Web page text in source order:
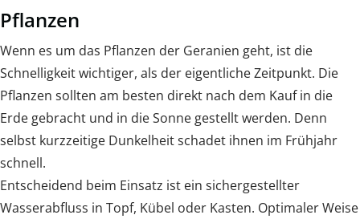
Pflanzen
Wenn es um das Pflanzen der Geranien geht, ist die
Schnelligkeit wichtiger, als der eigentliche Zeitpunkt. Die
Pflanzen sollten am besten direkt nach dem Kauf in die
Erde gebracht und in die Sonne gestellt werden. Denn
selbst kurzzeitige Dunkelheit schadet ihnen im Frühjahr
schnell.
Entscheidend beim Einsatz ist ein sichergestellter
Wasserabfluss in Topf, Kübel oder Kasten. Optimaler Weise